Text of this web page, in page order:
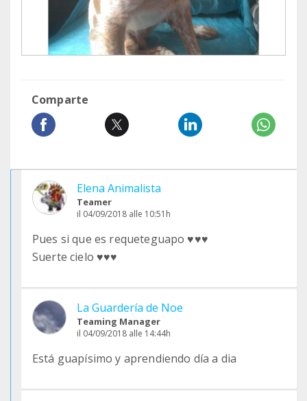
Comparte
Elena Animalista
Teamer
il 04/09/2018 alle 10:51h
Pues si que es requeteguapo ♥️♥️♥️
Suerte cielo ♥️♥️♥️
La Guardería de Noe
Teaming Manager
il 04/09/2018 alle 14:44h
Está guapísimo y aprendiendo día a dia